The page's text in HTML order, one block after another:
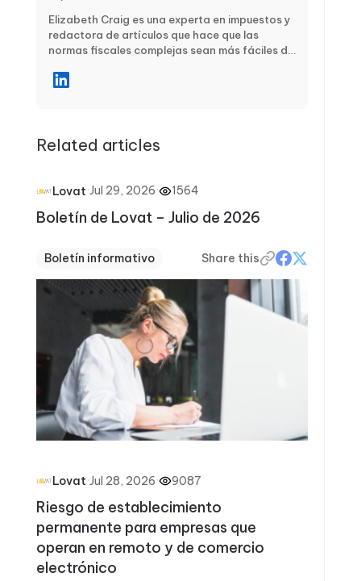
Elizabeth Craig es una experta en impuestos y
redactora de artículos que hace que las
normas fiscales complejas sean más fáciles de
real para particulares y empresas, abordando
artículos claros y paso a paso, Elizabeth
de impuestos y a tomar decisiones financieras
Related articles
Lovat·Jul 29, 2026· 1564
Boletín de Lovat – Julio de 2026
Boletín informativo Share this
Lovat·Jul 28, 2026· 9087
Riesgo de establecimiento
permanente para empresas que
operan en remoto y de comercio
electrónico